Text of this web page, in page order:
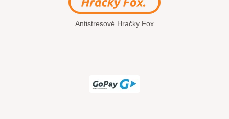
Antistresové Hračky Fox